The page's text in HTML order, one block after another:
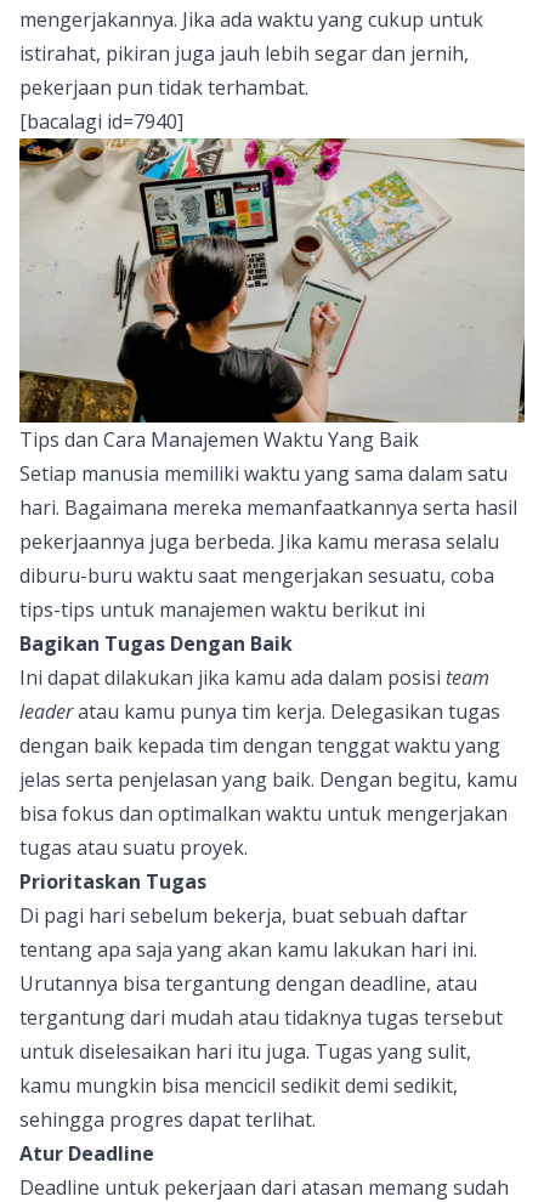
mengerjakannya. Jika ada waktu yang cukup untuk
istirahat, pikiran juga jauh lebih segar dan jernih,
pekerjaan pun tidak terhambat.
[bacalagi id=7940]
Tips dan Cara Manajemen Waktu Yang Baik
Setiap manusia memiliki waktu yang sama dalam satu
hari. Bagaimana mereka memanfaatkannya serta hasil
pekerjaannya juga berbeda. Jika kamu merasa selalu
diburu-buru waktu saat mengerjakan sesuatu, coba
tips-tips untuk manajemen waktu berikut ini
Bagikan Tugas Dengan Baik
Ini dapat dilakukan jika kamu ada dalam posisi team
leaderatau kamu punya tim kerja. Delegasikan tugas
dengan baik kepada tim dengan tenggat waktu yang
jelas serta penjelasan yang baik. Dengan begitu, kamu
bisa fokus dan optimalkan waktu untuk mengerjakan
tugas atau suatu proyek.
Prioritaskan Tugas
Di pagi hari sebelum bekerja, buat sebuah daftar
tentang apa saja yang akan kamu lakukan hari ini.
Urutannya bisa tergantung dengan deadline, atau
tergantung dari mudah atau tidaknya tugas tersebut
untuk diselesaikan hari itu juga. Tugas yang sulit,
kamu mungkin bisa mencicil sedikit demi sedikit,
sehingga progres dapat terlihat.
Atur Deadline
Deadline untuk pekerjaan dari atasan memang sudah